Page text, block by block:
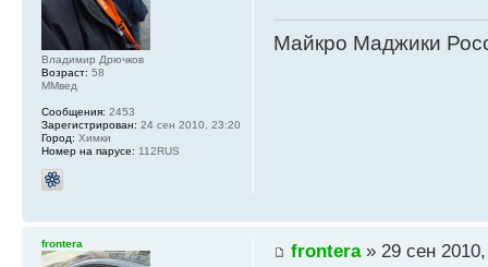
Майкро Маджики
Владимир Дрючков
Возраст: 58
ММвед
Сообщения: 2453
Зарегистрирован: 24 сен 2010, 23:20
Город: Химки
Номер на парусе: 112RUS
frontera» 29 сен
frontera